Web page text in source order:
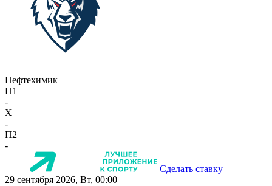
Нефтехимик
П1
-
X
-
П2
-
Сделать ставку
29 сентября 2026, Вт, 00:00